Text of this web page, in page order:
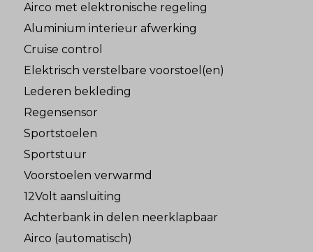
Airco met elektronische regeling
Aluminium interieur afwerking
Cruise control
Elektrisch verstelbare voorstoel(en)
Lederen bekleding
Regensensor
Sportstoelen
Sportstuur
Voorstoelen verwarmd
12Volt aansluiting
Achterbank in delen neerklapbaar
Airco (automatisch)